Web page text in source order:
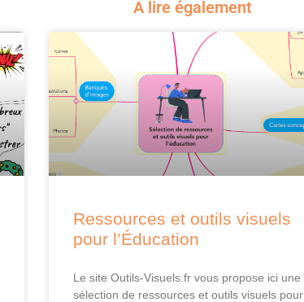
A lire également
Ressources et outils visuels
pour l’Éducation
Le site Outils-Visuels.fr vous propose ici une
sélection de ressources et outils visuels pour